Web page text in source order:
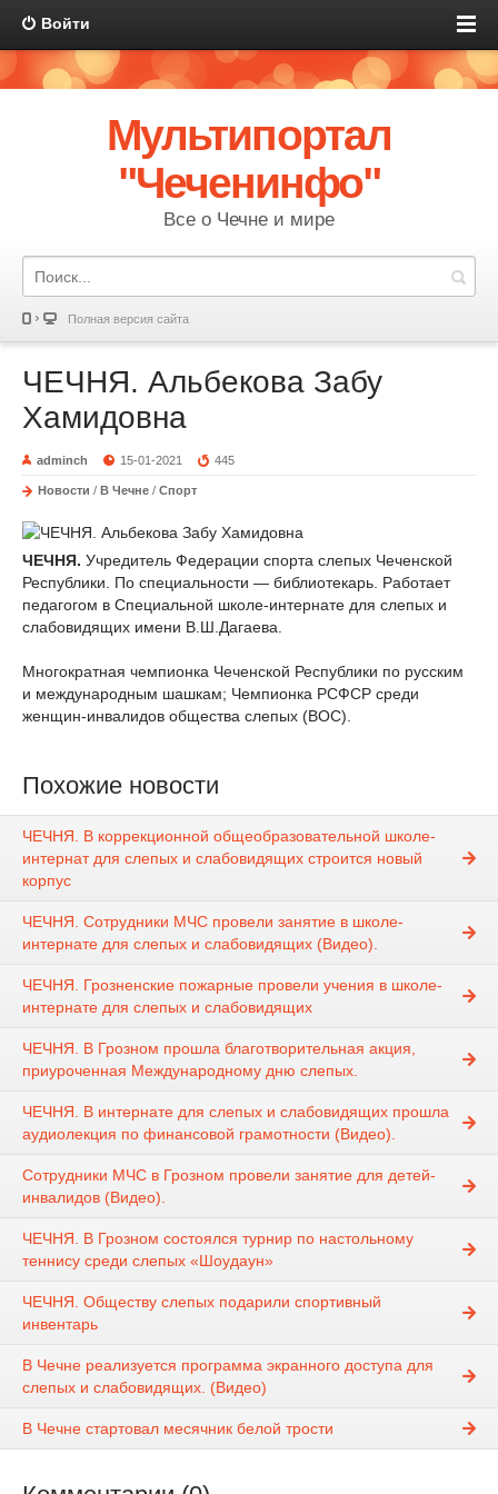
Войти
Мультипортал
"Чеченинфо"
Все о Чечне и мире
Полная версия сайта
ЧЕЧНЯ. Альбекова Забу
Хамидовна
adminch 15-01-2021 445
Новости / В Чечне / Спорт
ЧЕЧНЯ. Учредитель Федерации спорта слепых Чеченской
Республики. По специальности — библиотекарь. Работает
педагогом в Специальной школе-интернате для слепых и
слабовидящих имени В.Ш.Дагаева.
Многократная чемпионка Чеченской Республики по русским
и международным шашкам; Чемпионка РСФСР среди
женщин-инвалидов общества слепых (ВОС).
Похожие новости
ЧЕЧНЯ. В коррекционной общеобразовательной школе-
интернат для слепых и слабовидящих строится новый
корпус
ЧЕЧНЯ. Сотрудники МЧС провели занятие в школе-
интернате для слепых и слабовидящих (Видео).
ЧЕЧНЯ. Грозненские пожарные провели учения в школе-
интернате для слепых и слабовидящих
ЧЕЧНЯ. В Грозном прошла благотворительная акция,
приуроченная Международному дню слепых.
ЧЕЧНЯ. В интернате для слепых и слабовидящих прошла
аудиолекция по финансовой грамотности (Видео).
Сотрудники МЧС в Грозном провели занятие для детей-
инвалидов (Видео).
ЧЕЧНЯ. В Грозном состоялся турнир по настольному
теннису среди слепых «Шоудаун»
ЧЕЧНЯ. Обществу слепых подарили спортивный
инвентарь
В Чечне реализуется программа экранного доступа для
слепых и слабовидящих. (Видео)
В Чечне стартовал месячник белой трости